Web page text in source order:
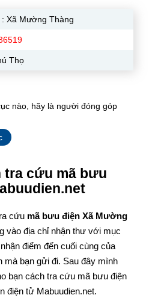
Xã Mường Thàng
Thọ
nào, hãy là người đóng góp
tra cứu mã bưu
cứu mã bưu điện Xã Mường
vào địa chỉ nhận thư với mục
điểm đến cuối cùng của
mà bạn gửi đi. Sau đây mình
bạn cách tra cứu mã bưu điện
điện tử Mabuudien.net.